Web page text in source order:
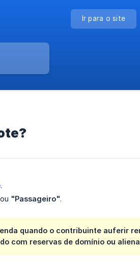
Ir para o site
.
ou "Passageiro".
quando o contribuinte auferir
com reservas de domínio ou